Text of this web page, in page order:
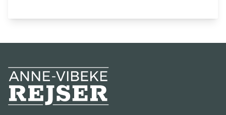
Anne-Vibeke Rejser